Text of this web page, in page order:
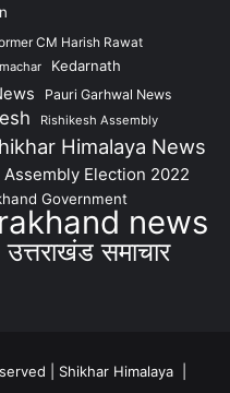
CM Harish Rawat
Kedarnath
Pauri Garhwal News
Rishikesh Assembly
Himalaya News
Assembly Election 2022
Government
news
उत्तराखंड समाचार
| Shikhar Himalaya |